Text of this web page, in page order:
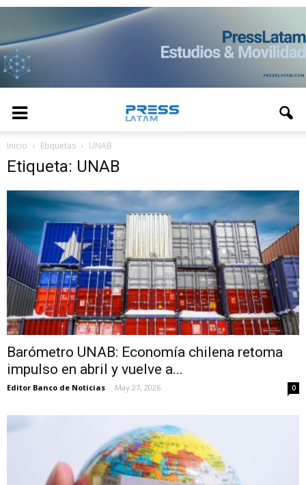
Inicio Etiquetas UNAB
Etiqueta: UNAB
Barómetro UNAB: Economía chilena retoma
impulso en abril y vuelve a...
Editor Banco de Noticias - May 27, 2026 0